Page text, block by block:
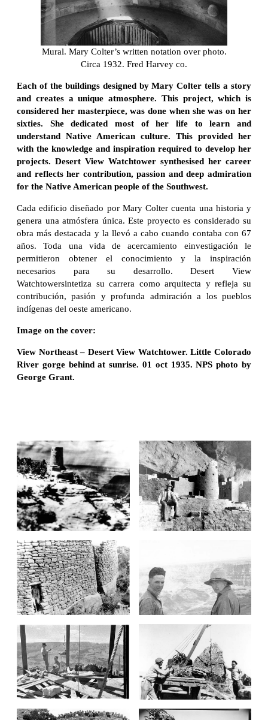
Mural. Mary Colter’s written notation over photo.
Circa 1932. Fred Harvey co.
Each of the buildings designed by Mary Colter tells a story
and creates a unique atmosphere. This project, which is
considered her masterpiece, was done when she was on her
sixties. She dedicated most of her life to learn and
understand Native American culture. This provided her
with the knowledge and inspiration required to develop her
projects. Desert View Watchtower synthesised her career
and reflects her contribution, passion and deep admiration
for the Native American people of the Southwest.
Cada edificio diseñado por Mary Colter cuenta una historia y
genera una atmósfera única. Este proyecto es considerado su
obra más destacada y la llevó a cabo cuando contaba con 67
años. Toda una vida de acercamiento einvestigación le
permitieron obtener el conocimiento y la inspiración
necesarios para su desarrollo. Desert View
Watchtowersintetiza su carrera como arquitecta y refleja su
contribución, pasión y profunda admiración a los pueblos
indígenas del oeste americano.
Image on the cover:
View Northeast – Desert View Watchtower. Little Colorado
River gorge behind at sunrise. 01 oct 1935. NPS photo by
George Grant.